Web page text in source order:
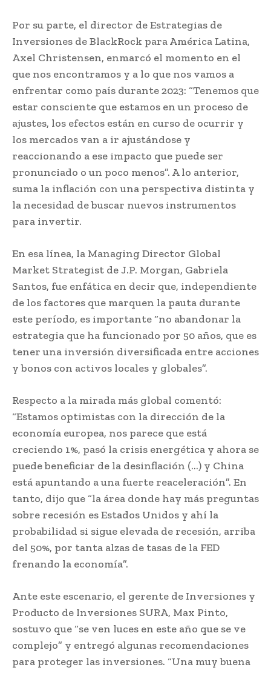
Por su parte, el director de Estrategias de
Inversiones de BlackRock para América Latina,
Axel Christensen, enmarcó el momento en el
que nos encontramos y a lo que nos vamos a
enfrentar como país durante 2023: “Tenemos que
estar consciente que estamos en un proceso de
ajustes, los efectos están en curso de ocurrir y
los mercados van a ir ajustándose y
reaccionando a ese impacto que puede ser
pronunciado o un poco menos”. A lo anterior,
suma la inflación con una perspectiva distinta y
la necesidad de buscar nuevos instrumentos
para invertir.
En esa línea, la Managing Director Global
Market Strategist de J.P. Morgan, Gabriela
Santos, fue enfática en decir que, independiente
de los factores que marquen la pauta durante
este período, es importante “no abandonar la
estrategia que ha funcionado por 50 años, que es
tener una inversión diversificada entre acciones
y bonos con activos locales y globales”.
Respecto a la mirada más global comentó:
“Estamos optimistas con la dirección de la
economía europea, nos parece que está
creciendo 1%, pasó la crisis energética y ahora se
puede beneficiar de la desinflación (…) y China
está apuntando a una fuerte reaceleración”. En
tanto, dijo que “la área donde hay más preguntas
sobre recesión es Estados Unidos y ahí la
probabilidad si sigue elevada de recesión, arriba
del 50%, por tanta alzas de tasas de la FED
frenando la economía”.
Ante este escenario, el gerente de Inversiones y
Producto de Inversiones SURA, Max Pinto,
sostuvo que “se ven luces en este año que se ve
complejo” y entregó algunas recomendaciones
para proteger las inversiones. “Una muy buena